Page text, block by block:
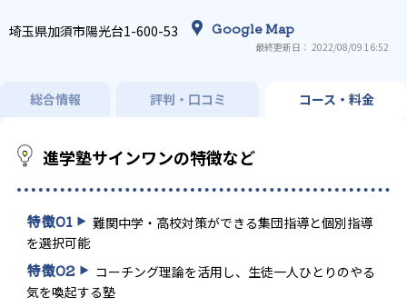
埼玉県加須市陽光台1-600-53 Google Map
最終更新日： 2022/08/09 16:52
総合情報 評判・口コミ コース・料金
進学塾サインワンの特徴など
特徴01
難関中学・高校対策ができる集団指導と個別指導
を選択可能
特徴02
コーチング理論を活用し、生徒一人ひとりのやる
気を喚起する塾